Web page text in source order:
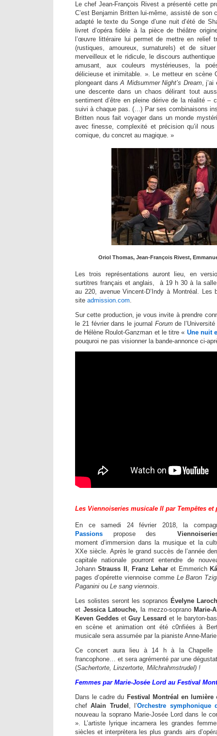
Le chef Jean-François Rivest a présenté cette
C’est Benjamin Britten lui-même, assisté de son
adapté le texte du Songe d’une nuit d’été de
livret d’opéra fidèle à la pièce de théâtre
l’œuvre littéraire lui permet de mettre en relief
(rustiques, amoureux, surnaturels) et de
merveilleux et le ridicule, le discours authentique
amusant, aux couleurs mystérieuses, la
délicieuse et inimitable. ». Le metteur en scène
plongeant dansA Midsummer Night’s Dream, j’ai
une descente dans un chaos délirant tout
sentiment d’être en pleine dérive de la réalité –
suivi à chaque pas. (…) Par ses combinaisons
Britten nous fait voyager dans un monde
avec finesse, complexité et précision qu’il
comique, du concret au magique. »
Oriol Thomas, Jean-François Rivest,
Les trois représentations auront lieu, en
surtitres français et anglais, à 19 h 30 à la salle
au 220, avenue Vincent-D’Indy à Montréal.
site admission.com
Sur cette production, je vous invite à prendre
le 21 février dans le journal Forumde
de Hélène Roulot-Ganzman et le titre « Une nuit
pouquroi ne pas visionner la bande-annonce ci-
Les Viennoiseries musicale II par Tempêtes et
En ce samedi 24 février 2018, la
Passions propose des
moment d’immersion dans la musique et la
XXe siècle. Après le grand succès de l’année
capitale nationale pourront entendre de
JohannStrauss II Franz Lehar et Emmerich
pages d’opérette viennoise comme Le Baron
Paganini ou Le sang viennois
Les solistes seront les sopranos Évelyne
et Jessica Latouche, la mezzo-soprano Marie-
Keven GeddesetGuy Lessard et le baryton-
en scène et animation ont été c0nfiées à
musicale sera assumée par la pianiste Anne-
Ce concert aura lieu à 14 h à la Chapelle
francophone… et sera agrémenté par une
(Sachertorte, Linzertorte, Milchrahmstrudel) !
Femmes par Marie-Josée Lord au Festival
Dans le cadre du Festival Montréal en lumière
chefAlain Trudel , l’Orchestre symphonique
nouveau la soprano Marie-Josée Lord dans le
». L’artiste lyrique incarnera les grandes
siècles et interprètera les plus grands airs